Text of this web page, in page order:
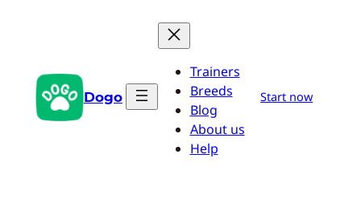
conteúdo Dogo
Trainers
Breeds
Blog
About us
Help
Start now